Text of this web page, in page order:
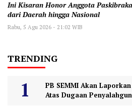
Ini Kisaran Honor Anggota
dari Daerah hingga Nasional
Rabu, 5 Agu 2026 - 21:02 WIB
TRENDING
PB SEMMI Akan
Atas Dugaan